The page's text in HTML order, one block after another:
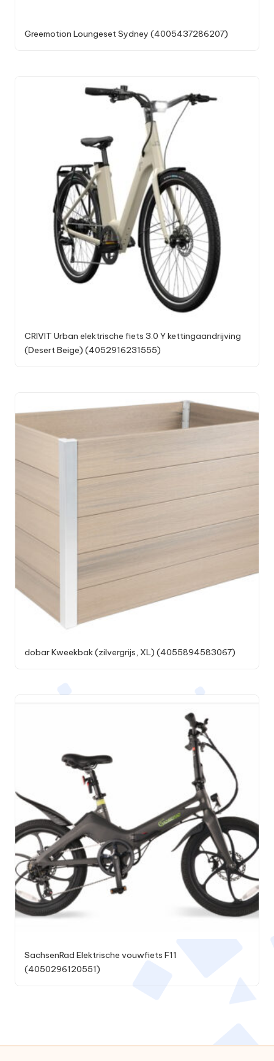
Greemotion Loungeset Sydney (4005437286207)
CRIVIT Urban elektrische fiets 3.0 Y kettingaandrijving
(Desert Beige) (4052916231555)
dobar Kweekbak (zilvergrijs, XL) (4055894583067)
SachsenRad Elektrische vouwfiets F11
(4050296120551)